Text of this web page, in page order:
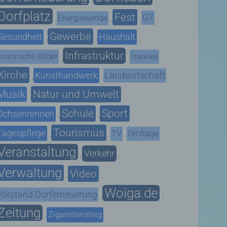
, Energiewende , Fest , G7 ,
, Gewerbe , Haushalt ,
Bilder , Infrastruktur , Isarkies ,
, Kunsthandwerk , Landwirtschaft ,
, Natur und Umwelt ,
, Schule , Sport ,
, Tourismus ,TV , Umfrage ,
, Verkehr ,
, Video ,
Dorferneuerung , Woiga.de ,
, Zigarettensteig